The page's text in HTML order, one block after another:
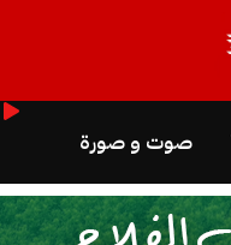
صوت و صورة